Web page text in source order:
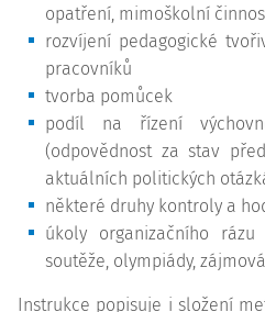
opatření, mimoškolní
rozvíjení pedagogické
pracovníků
tvorba pomůcek
podíl na řízení
(odpovědnost za stav
aktuálních politických
některé druhy kontroly a
úkoly organizačního
soutěže, olympiády,
Instrukce popisuje i složení